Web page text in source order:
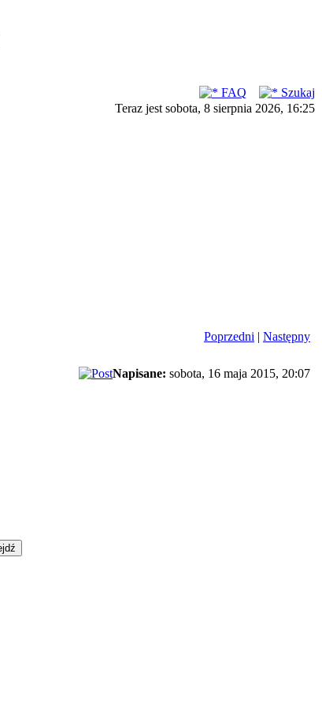
FAQ
Szukaj
Teraz jest sobota, 8 sierpnia 2026, 16:25
Poprzedni | Następny
Napisane: sobota, 16 maja 2015, 20:07